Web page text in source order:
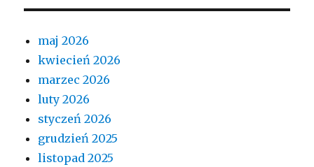
maj 2026
kwiecień 2026
marzec 2026
luty 2026
styczeń 2026
grudzień 2025
listopad 2025